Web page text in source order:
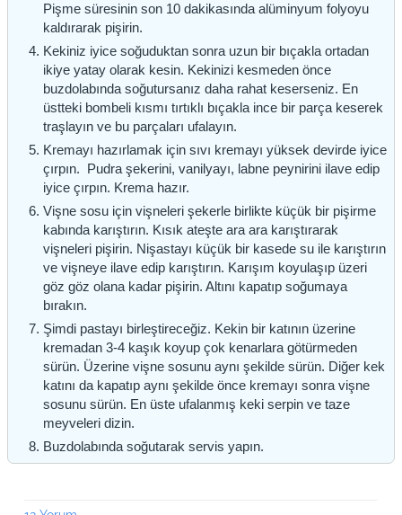
Pişme süresinin son 10 dakikasında alüminyum folyoyu
kaldırarak pişirin.
Kekiniz iyice soğuduktan sonra uzun bir bıçakla ortadan
ikiye yatay olarak kesin. Kekinizi kesmeden önce
buzdolabında soğutursanız daha rahat keserseniz. En
üstteki bombeli kısmı tırtıklı bıçakla ince bir parça keserek
traşlayın ve bu parçaları ufalayın.
Kremayı hazırlamak için sıvı kremayı yüksek devirde iyice
çırpın. Pudra şekerini, vanilyayı, labne peynirini ilave edip
iyice çırpın. Krema hazır.
Vişne sosu için vişneleri şekerle birlikte küçük bir pişirme
kabında karıştırın. Kısık ateşte ara ara karıştırarak
vişneleri pişirin. Nişastayı küçük bir kasede su ile karıştırın
ve vişneye ilave edip karıştırın. Karışım koyulaşıp üzeri
göz göz olana kadar pişirin. Altını kapatıp soğumaya
bırakın.
Şimdi pastayı birleştireceğiz. Kekin bir katının üzerine
kremadan 3-4 kaşık koyup çok kenarlara götürmeden
sürün. Üzerine vişne sosunu aynı şekilde sürün. Diğer kek
katını da kapatıp aynı şekilde önce kremayı sonra vişne
sosunu sürün. En üste ufalanmış keki serpin ve taze
meyveleri dizin.
Buzdolabında soğutarak servis yapın.